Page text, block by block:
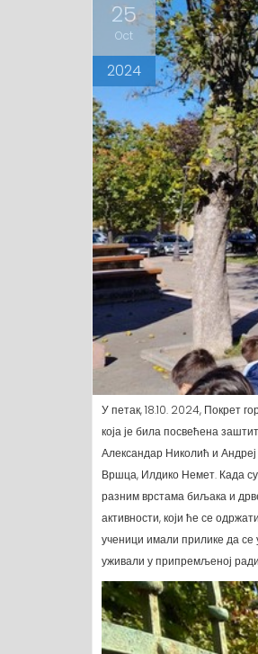
25
Oct
2024
У петак, 18.10. 2024, Покрет
која је била посвећена
Александар Николић и
Вршца, Илдико Немет. Када су
разним врстама биљака и
активности, који ће се
ученици имали прилике да се
уживали у припремљеној